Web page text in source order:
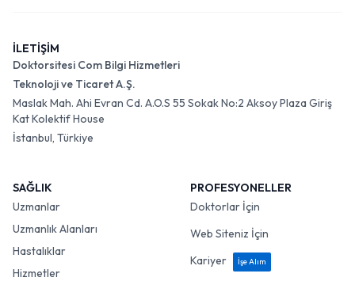
İLETİŞİM
Doktorsitesi Com Bilgi Hizmetleri
Teknoloji ve Ticaret A.Ş.
Maslak Mah. Ahi Evran Cd. A.O.S 55 Sokak No:2 Aksoy Plaza Giriş
Kat Kolektif House
İstanbul, Türkiye
SAĞLIK
Uzmanlar
Uzmanlık Alanları
Hastalıklar
Hizmetler
PROFESYONELLER
Doktorlar İçin
Web Siteniz İçin
Kariyer
İşe Alım